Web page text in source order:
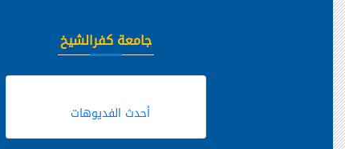
جامعة كفرالشيخ
أحدث الفديوهات